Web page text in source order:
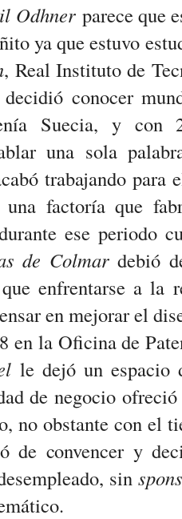
Odhnerparece que
ya que estuvo
, Real Instituto de
conocer
Suecia, y
una sola
trabajando para
factoría que
ese periodo
de Colmardebió
enfrentarse a la
en mejorar el
en la Oficina de
le dejó un espacio
de negocio
no obstante con el
de convencer y
sin